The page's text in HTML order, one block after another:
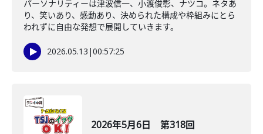
パーソナリティーは津波信一、小渡俊彰、ナツコ。ネタあ
り、笑いあり、感動あり、決められた構成や枠組みにとら
われずに自由な発想で展開していきます。
2026.05.13 |00:57:25
2026年5月6日 第318回